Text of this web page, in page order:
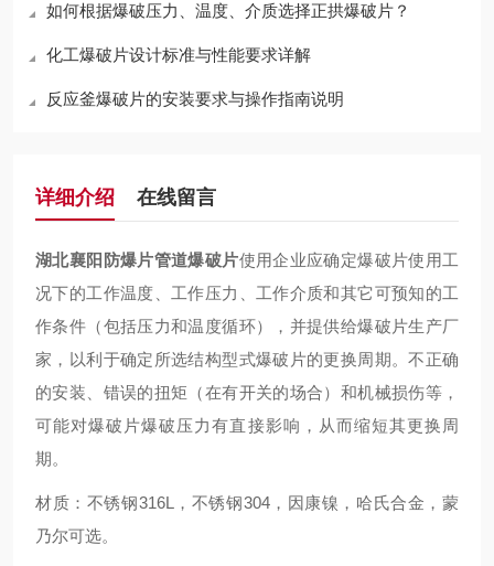
如何根据爆破压力、温度、介质选择正拱爆破片？
化工爆破片设计标准与性能要求详解
反应釜爆破片的安装要求与操作指南说明
详细介绍 在线留言
湖北襄阳防爆片管道爆破片使用企业应确定爆破片使用工
况下的工作温度、工作压力、工作介质和其它可预知的工
作条件（包括压力和温度循环），并提供给爆破片生产厂
家，以利于确定所选结构型式爆破片的更换周期。不正确
的安装、错误的扭矩（在有开关的场合）和机械损伤等，
可能对爆破片爆破压力有直接影响，从而缩短其更换周
期。
材质：不锈钢316L，不锈钢304，因康镍，哈氏合金，蒙
乃尔可选。